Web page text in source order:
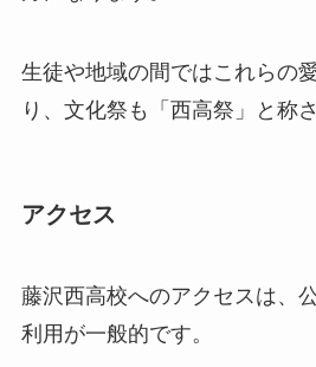
生徒や地域の間ではこれらの
り、文化祭も「西高祭」と称
アクセス
藤沢西高校へのアクセスは、
利用が一般的です。